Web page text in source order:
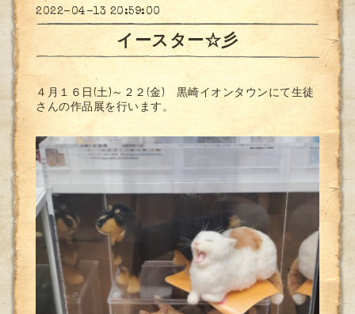
2022-04-13 20:59:00
イースター☆彡
４月１６日(土)～２２(金) 黒崎イオンタウンにて生徒
さんの作品展を行います。